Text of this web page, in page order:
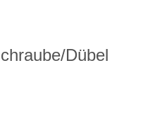
Dübel